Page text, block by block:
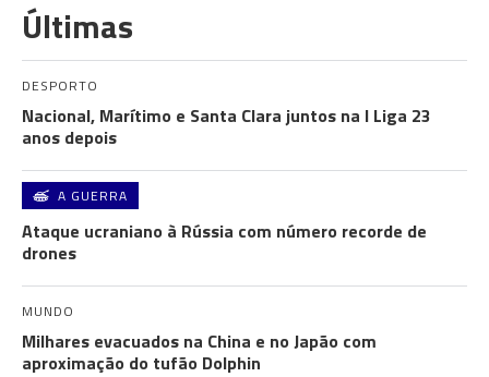
Últimas
DESPORTO
Nacional, Marítimo e Santa Clara juntos na I Liga 23
anos depois
A GUERRA
Ataque ucraniano à Rússia com número recorde de
drones
MUNDO
Milhares evacuados na China e no Japão com
aproximação do tufão Dolphin